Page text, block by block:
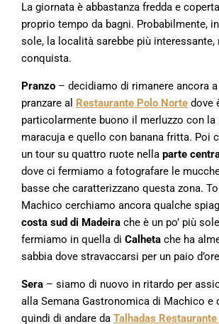
La giornata è abbastanza fredda e
proprio tempo da bagni. Probabilmente,
sole, la località sarebbe più interessante,
conquista.
Pranzo – decidiamo di rimanere ancora
pranzare al Restaurante Polo Norte dove
particolarmente buono il merluzzo con la
maracuja e quello con banana fritta. Poi
un tour su quattro ruote nella parte
dove ci fermiamo a fotografare le
basse che caratterizzano questa zona.
Machico cerchiamo ancora qualche
costa sud di Madeira che è un po’ più
fermiamo in quella di Calheta che ha
sabbia dove stravaccarsi per un paio
Sera – siamo di nuovo in ritardo per
alla Semana Gastronomica di Machico e
quindi di andare da Talhadas